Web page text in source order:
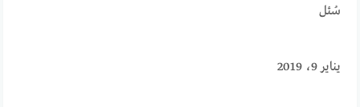
سُئل
يناير 9، 2019